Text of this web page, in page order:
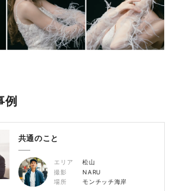
例
共通のこと
エリア
松山
撮影
NARU
場所
モンチッチ海岸